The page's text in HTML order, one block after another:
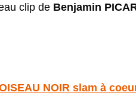
clip de Benjamin
NOIR slam à